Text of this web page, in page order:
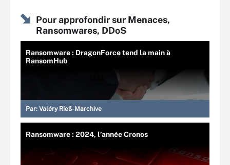
Pour approfondir sur Menaces,
Ransomwares, DDoS
Ransomware : DragonForce tend la main à
RansomHub
Par: Valéry Rieß-Marchive
Ransomware : 2024, l’année Cronos